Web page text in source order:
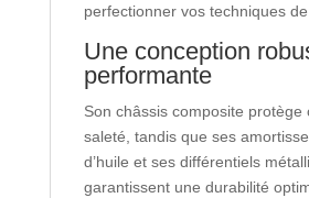
perfectionner vos techniques de
Une conception
performante
Son châssis composite protège
saleté, tandis que ses
d’huile et ses différentiels
garantissent une durabilité